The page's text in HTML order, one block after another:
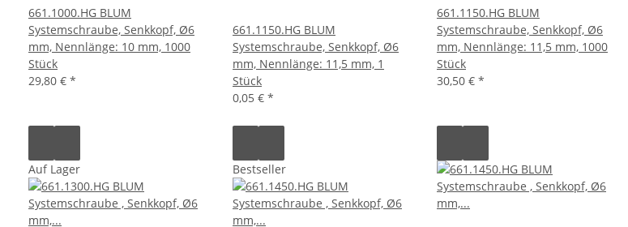
661.1000.HG BLUM
Systemschraube, Senkkopf, Ø6
mm, Nennlänge: 10 mm, 1000
Stück
29,80 € *
661.1150.HG BLUM
Systemschraube, Senkkopf, Ø6
mm, Nennlänge: 11,5 mm, 1
Stück
0,05 € *
661.1150.HG BLUM
Systemschraube, Senkkopf, Ø6
mm, Nennlänge: 11,5 mm, 1000
Stück
30,50 € *
Auf Lager Bestseller